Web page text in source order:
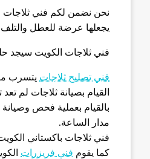
نحن نضمن لكم فني ثلاجات
يجعلها عرضة للعطل والتلف
فني ثلاجات الكويت سيجد
فني تصليح ثلاجات يتسرب
القيام بصيانة ثلاجات
بالقيام بعملية فحص وصيانة
مدار الساعة.
فني ثلاجات باكستاني
كما يقوم فني فريزرات